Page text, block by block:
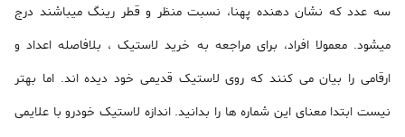
سه عدد که نشان دهنده پهنا، نسبت منظر و قطر رینگ میباشند درج
میشود. معمولا افراد، برای مراجعه به خرید لاستیک ، بلافاصله اعداد و
ارقامی را بیان می کنند که روی لاستیک قدیمی خود دیده اند. اما بهتر
نیست ابتدا معنای این شماره ها را بدانید. اندازه لاستیک خودرو با علایمی